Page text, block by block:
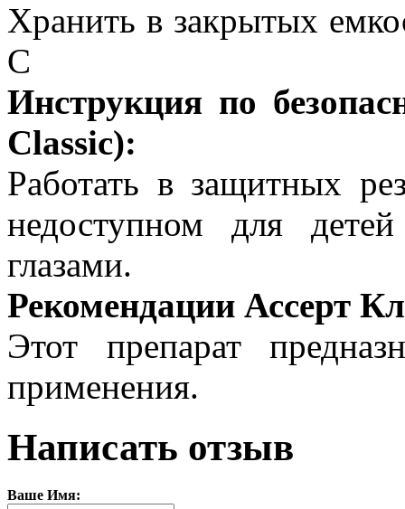
Хранить в закрытых
C
Инструкция по
Classic):
Работать в защитных
недоступном для
глазами.
Рекомендации Ассерт
Этот препарат
применения.
Написать отзыв
Ваше Имя: